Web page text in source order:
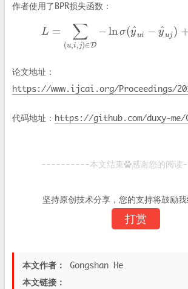
作者使用了BPR损失函数：
L = ∑
(u,i,j)∈D
−lnσ(y
^ui − y
^uj )
L= u, )∈D−lnσ(y^ui −y^ u j)
论文地址：
https://www.ijcai.org/Proceedings/
代码地址： https://github.com/duxy-me/
----------本文结束 感谢您的阅
坚持原创技术分享，您的支持将鼓励我
打赏
本文作者：
Gongshan He
本文链接：